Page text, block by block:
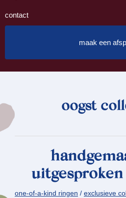
contact
maak een
oogst
one-of-a-kind ringen / exclusieve